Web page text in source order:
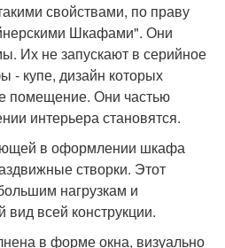
свойствами, по праву
Шкафами". Они
Их не запускают в серийное
- купе, дизайн которых
помещение. Они частью
интерьера становятся.
в оформлении шкафа
створки. Этот
нагрузкам и
вид всей конструкции.
в форме окна, визуально